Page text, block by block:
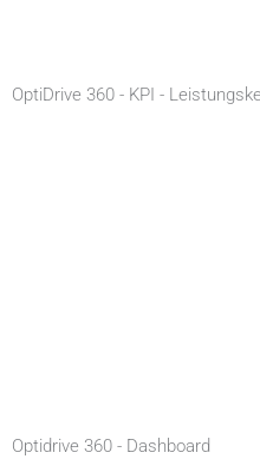
OptiDrive 360 - KPI -
Optidrive 360 - Dashboard